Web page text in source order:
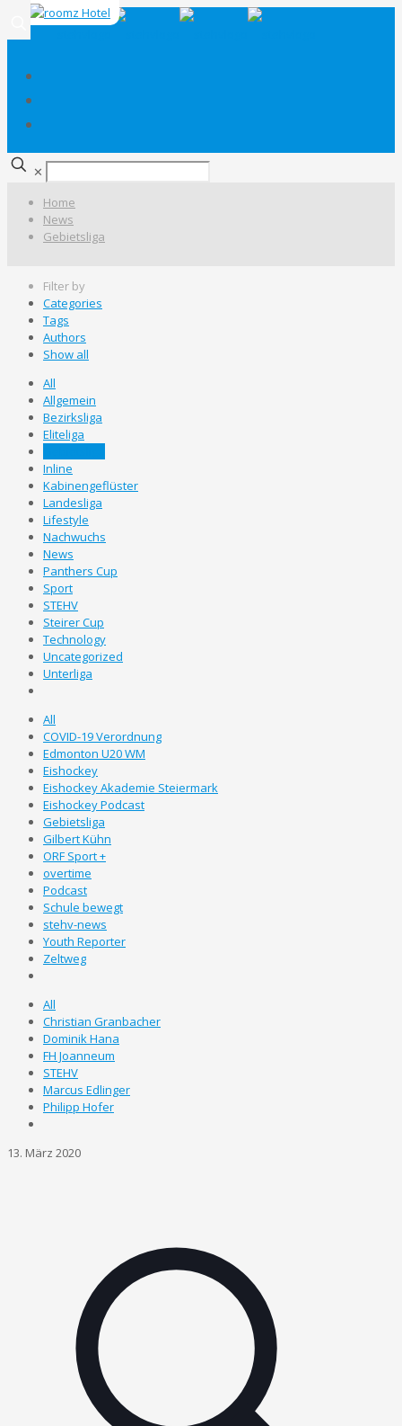
✕
Home
News
Gebietsliga
Filter by
Categories
Tags
Authors
Show all
All
Allgemein
Bezirksliga
Eliteliga
Inline
Kabinengeflüster
Landesliga
Lifestyle
Nachwuchs
News
Panthers Cup
Sport
STEHV
Steirer Cup
Technology
Uncategorized
Unterliga
All
COVID-19 Verordnung
Edmonton U20 WM
Eishockey
Eishockey Akademie Steiermark
Eishockey Podcast
Gebietsliga
Gilbert Kühn
ORF Sport +
overtime
Podcast
Schule bewegt
stehv-news
Youth Reporter
Zeltweg
All
Christian Granbacher
Dominik Hana
FH Joanneum
STEHV
Marcus Edlinger
Philipp Hofer
13. März 2020